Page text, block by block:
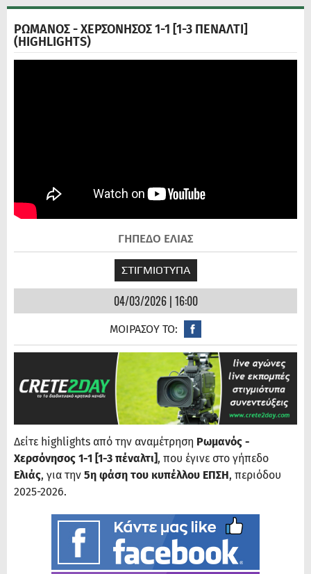
ΡΩΜΑΝΟΣ - ΧΕΡΣΟΝΗΣΟΣ 1-1 [1-3 ΠΕΝΑΛΤΙ]
(HIGHLIGHTS)
ΓΗΠΕΔΟ ΕΛΙΑΣ
ΣΤΙΓΜΙΟΤΥΠΑ
04/03/2026 | 16:00
ΜΟΙΡΑΣΟΥ ΤΟ:
Δείτε highlights από την αναμέτρηση Ρωμανός -
Χερσόνησος 1-1 [1-3 πέναλτι], που έγινε στο γήπεδο
Ελιάς, για την 5η φάση του κυπέλλου ΕΠΣΗ, περιόδου
2025-2026.